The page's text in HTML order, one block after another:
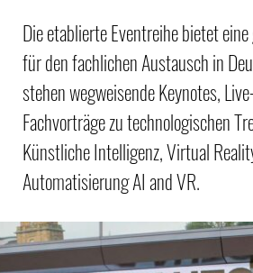
Die etablierte Eventreihe bietet
für den fachlichen Austausch in
stehen wegweisende Keynotes,
Fachvorträge zu technologischen
Künstliche Intelligenz, Virtual
Automatisierung AI and VR.